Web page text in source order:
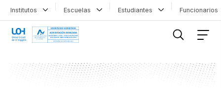
Institutos Escuelas Estudiantes